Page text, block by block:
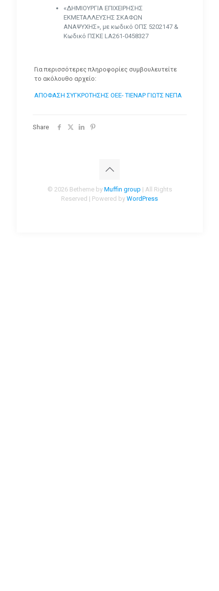
«ΔΗΜΙΟΥΡΓΙΑ ΕΠΙΧΕΙΡΗΣΗΣ
ΕΚΜΕΤΑΛΛΕΥΣΗΣ ΣΚΑΦΩΝ
ΑΝΑΨΥΧΗΣ», με κωδικό ΟΠΣ 5202147 &
Κωδικό ΠΣΚΕ LA261-0458327
Για περισσότερες πληροφορίες συμβουλευτείτε
το ακόλουθο αρχείο:
ΑΠΟΦΑΣΗ ΣΥΓΚΡΟΤΗΣΗΣ ΟΕΕ- ΤΙΕΝΑΡ ΓΙΩΤΣ ΝΕΠΑ
Share
© 2026 Betheme by Muffin group | All Rights
Reserved | Powered by WordPress